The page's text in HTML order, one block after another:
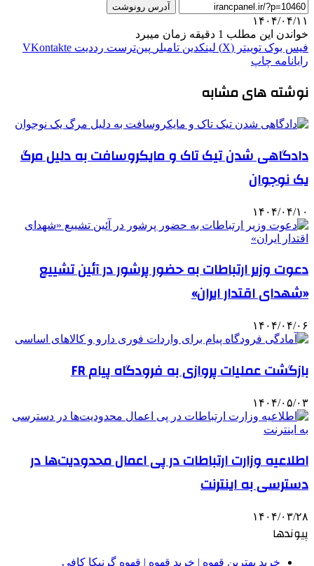
آدرس رونوشت
۱۴۰۴/۰۴/۱۱
خواندن این مطلب 1 دقیقه زمان میبرد
فیس بوک توییتر (X) لینکدین ‫تامبلر ‫پین‌ترست ‫رددیت ‫VKontakte
رایانامه چاپ
نوشته های مشابه
دادگاهی شدن تیک تاک و مایکروسافت به دلیل مرگ
یک نوجوان
۱۴۰۴/۰۴/۱۰
دعوت وزیر ارتباطات به حضور پرشور در آئین تشییع
«شهدای اقتدار ایران»
۱۴۰۴/۰۴/۰۶
بازگشت عملیات پروازی به فرودگاه پیام FR
۱۴۰۴/۰۵/۰۳
اطلاعیه وزارت ارتباطات در پی اعمال محدودیت‌ها در
دسترسی به اینترنت
۱۴۰۴/۰۳/۲۸
پیوندها
خرید بهترین قهوه | خرید قهوه | قهوه گرنیکا کافی